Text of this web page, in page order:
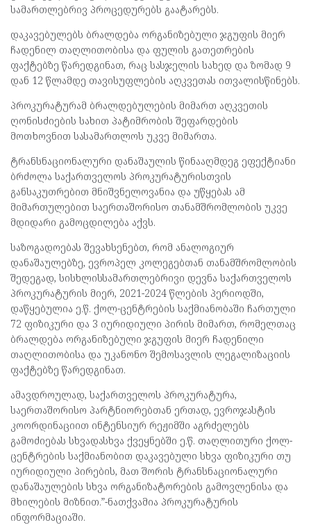
სამართლებრივ პროცედურებს გაატარებს.
დაკავებულებს ბრალდება ორგანიზებული ჯგუფის მიერ
ჩადენილ თაღლითობისა და ფულის გათეთრების
ფაქტებზე წარედგინათ, რაც სასჯელის სახედ და ზომად 9
დან 12 წლამდე თავისუფლების აღკვეთას ითვალისწინებს.
პროკურატურამ ბრალდებულების მიმართ აღკვეთის
ღონისძიების სახით პატიმრობის შეფარდების
მოთხოვნით სასამართლოს უკვე მიმართა.
ტრანსნაციონალური დანაშაულის წინააღმდეგ ეფექტიანი
ბრძოლა საქართველოს პროკურატურისთვის
განსაკუთრებით მნიშვნელოვანია და უწყებას ამ
მიმართულებით საერთაშორისო თანამშრომლობის უკვე
მდიდარი გამოცდილება აქვს.
საზოგადოებას შევახსენებთ, რომ ანალოგიურ
დანაშაულებზე, ევროპელ კოლეგებთან თანამშრომლობის
შედეგად, სისხლისსამართლებრივი დევნა საქართველოს
პროკურატურის მიერ, 2021-2024 წლების პერიოდში,
დაწყებულია ე.წ. ქოლ-ცენტრების საქმიანობაში ჩართული
72 ფიზიკური და 3 იურიდიული პირის მიმართ, რომელთაც
ბრალდება ორგანიზებული ჯგუფის მიერ ჩადენილი
თაღლითობისა და უკანონო შემოსავლის ლეგალიზაციის
ფაქტებზე წარედგინათ.
ამავდროულად, საქართველოს პროკურატურა,
საერთაშორისო პარტნიორებთან ერთად, ევროჯასტის
კოორდინაციით ინტენსიურ რეჟიმში აგრძელებს
გამოძიებას სხვადასხვა ქვეყნებში ე.წ. თაღლითური ქოლ-
ცენტრების საქმიანობით დაკავებული სხვა ფიზიკური თუ
იურიდიული პირების, მათ შორის ტრანსნაციონალური
დანაშაულების სხვა ორგანიზატორების გამოვლენისა და
მხილების მიზნით.”-ნათქვამია პროკურატურის
ინფორმაციაში.